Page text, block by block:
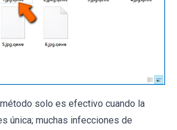
solo es efectivo cuando la
única; muchas infecciones de